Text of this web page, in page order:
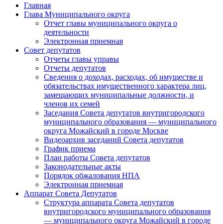
Главная
Глава Муниципального округа
Отчет главы муниципального округа о
деятельности
Электронная приемная
Совет депутатов
Отчеты главы управы
Отчеты депутатов
Сведения о доходах, расходах, об имуществе и
обязательствах имущественного характера лиц,
замещающих муниципальные должности, и
членов их семей
Заседания Совета депутатов внутригородского
муниципального образования — муниципального
округа Можайский в городе Москве
Видеоархив заседаний Совета депутатов
График приема
План работы Совета депутатов
Законодательные акты
Порядок обжалования НПА
Электронная приемная
Аппарат Совета Депутатов
Структура аппарата Совета депутатов
внутригородского муниципального образования
— муниципального округа Можайский в городе